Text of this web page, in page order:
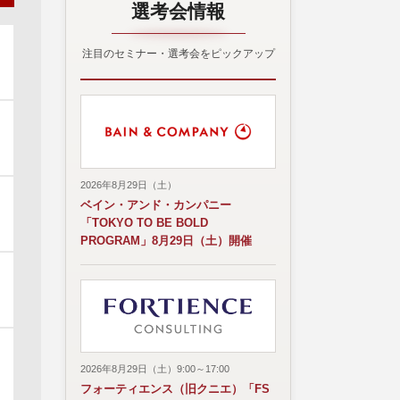
選考会情報
注目のセミナー・選考会をピックアップ
2026年8月29日（土）
ベイン・アンド・カンパニー
「TOKYO TO BE BOLD
PROGRAM」8月29日（土）開催
2026年8月29日（土）9:00～17:00
フォーティエンス（旧クニエ）「FS